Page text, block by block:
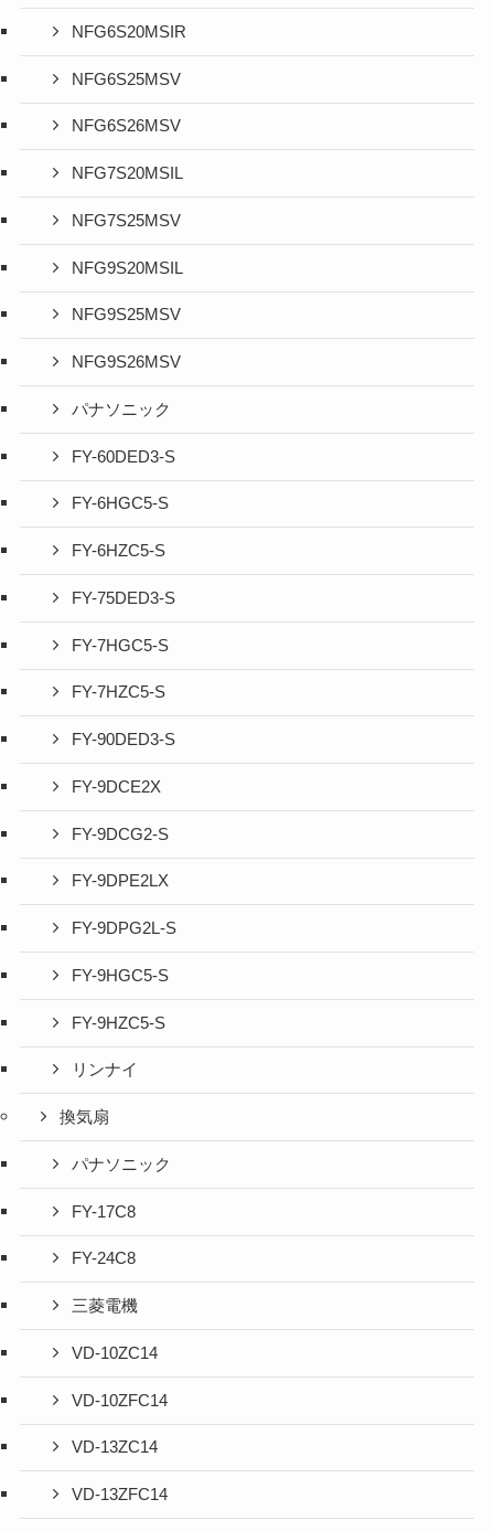
NFG6S20MSIR
NFG6S25MSV
NFG6S26MSV
NFG7S20MSIL
NFG7S25MSV
NFG9S20MSIL
NFG9S25MSV
NFG9S26MSV
パナソニック
FY-60DED3-S
FY-6HGC5-S
FY-6HZC5-S
FY-75DED3-S
FY-7HGC5-S
FY-7HZC5-S
FY-90DED3-S
FY-9DCE2X
FY-9DCG2-S
FY-9DPE2LX
FY-9DPG2L-S
FY-9HGC5-S
FY-9HZC5-S
リンナイ
換気扇
パナソニック
FY-17C8
FY-24C8
三菱電機
VD-10ZC14
VD-10ZFC14
VD-13ZC14
VD-13ZFC14